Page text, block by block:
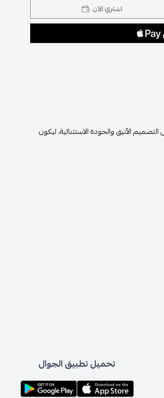
اشتري الآن
الأنيق والجودة الاستثنائية، ليكون
تحميل تطبيق الجوال